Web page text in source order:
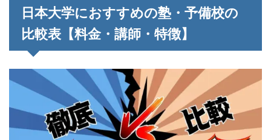
日本大学におすすめの塾・予備校の
比較表【料金・講師・特徴】